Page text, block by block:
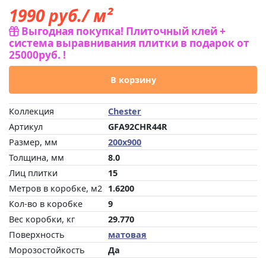
1990руб./ м²
Выгодная покупка! Плиточный клей +
система выравнивания плитки в подарок от
25000руб. !
В корзину
Коллекция
Chester
Артикул
GFA92CHR44R
Размер, мм
200x900
Толщина, мм
8.0
Лиц плитки
15
Метров в коробке, м2 1.6200
Кол-во в коробке
9
Вес коробки, кг
29.770
Поверхность
матовая
Морозостойкость
Да